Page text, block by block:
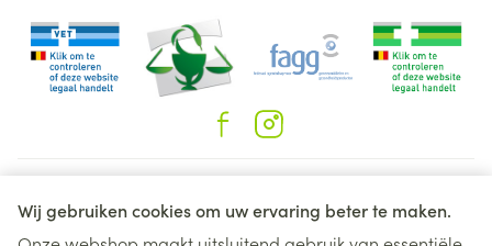
Wij gebruiken cookies om uw ervaring beter te maken.
Juridische links